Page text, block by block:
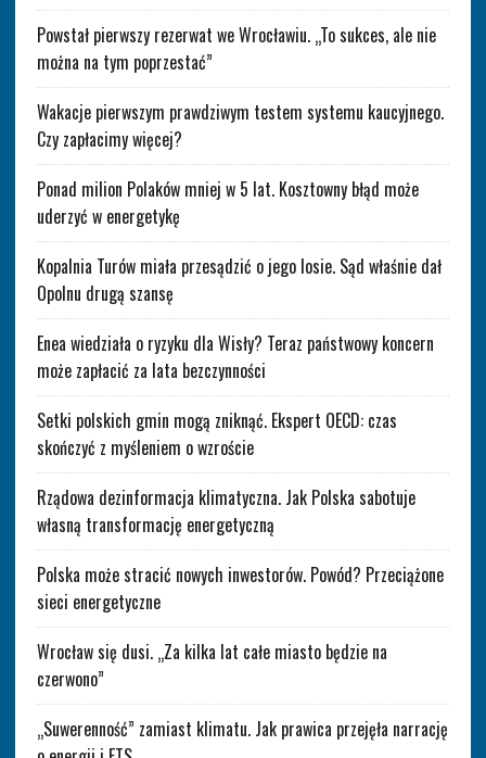
Powstał pierwszy rezerwat we Wrocławiu. „To sukces, ale nie
można na tym poprzestać”
Wakacje pierwszym prawdziwym testem systemu kaucyjnego.
Czy zapłacimy więcej?
Ponad milion Polaków mniej w 5 lat. Kosztowny błąd może
uderzyć w energetykę
Kopalnia Turów miała przesądzić o jego losie. Sąd właśnie dał
Opolnu drugą szansę
Enea wiedziała o ryzyku dla Wisły? Teraz państwowy koncern
może zapłacić za lata bezczynności
Setki polskich gmin mogą zniknąć. Ekspert OECD: czas
skończyć z myśleniem o wzroście
Rządowa dezinformacja klimatyczna. Jak Polska sabotuje
własną transformację energetyczną
Polska może stracić nowych inwestorów. Powód? Przeciążone
sieci energetyczne
Wrocław się dusi. „Za kilka lat całe miasto będzie na
czerwono”
„Suwerenność” zamiast klimatu. Jak prawica przejęła narrację